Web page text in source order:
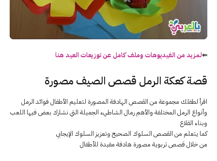
⇐لمزيد من الفيديوهات وملف كامل عن توزيعات العيد هنا
قصة كعكة الرمل قصص الصيف مصورة
اقرأ لطفلك مجموعة من القصص الهادفة المصورة لتعليم الأطفال فوائد الرمل
وأنواع الرمل المختلفة والأهم رمال الشاطيء الجميلة التي نشارك بعض فيها اللعب
وبناء القلاع
كما يتعلم من القصص السلوك الصحيح وتعزيز السلوك الإيجابي
من خلال قصص تربوية مصورة هادفة مفيدة للأطفال